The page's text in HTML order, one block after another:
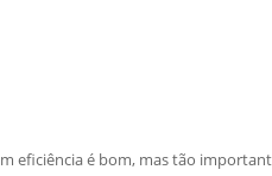
eficiência é bom, mas tão